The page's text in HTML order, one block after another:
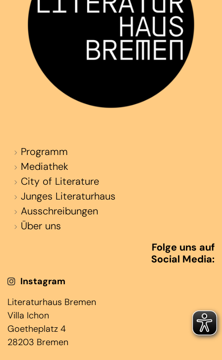
Programm
Mediathek
City of Literature
Junges Literaturhaus
Ausschreibungen
Über uns
Folge uns auf
Social Media:
Instagram
Literaturhaus Bremen
Villa Ichon
Goetheplatz 4
28203 Bremen